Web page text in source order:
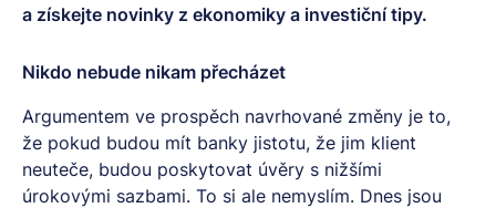
a získejte novinky z ekonomiky a investiční tipy.
Nikdo nebude nikam přecházet
Argumentem ve prospěch navrhované změny je to,
že pokud budou mít banky jistotu, že jim klient
neuteče, budou poskytovat úvěry s nižšími
úrokovými sazbami. To si ale nemyslím. Dnes jsou